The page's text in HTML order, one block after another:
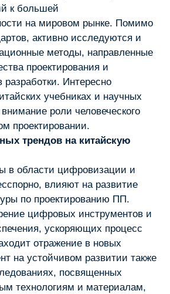
к большей
на мировом рынке. Помимо
активно исследуются и
методы, направленные
проектирования и
разработки. Интересно
учебниках и научных
роли человеческого
проектировании.
трендов на китайскую
в области цифровизации и
влияют на развитие
по проектированию ПП.
цифровых инструментов и
ускоряющих процесс
отражение в новых
на устойчивом развитии также
посвященных
технологиям и материалам,